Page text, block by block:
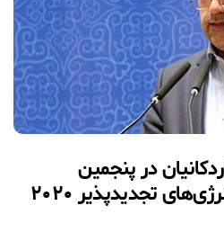
در پنجمین
تجدیدپذیر ۲۰۲۰